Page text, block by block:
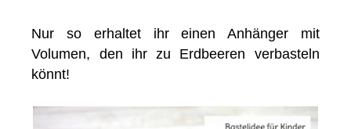
Nur so erhaltet ihr einen Anhänger mit
Volumen, den ihr zu Erdbeeren verbasteln
könnt!